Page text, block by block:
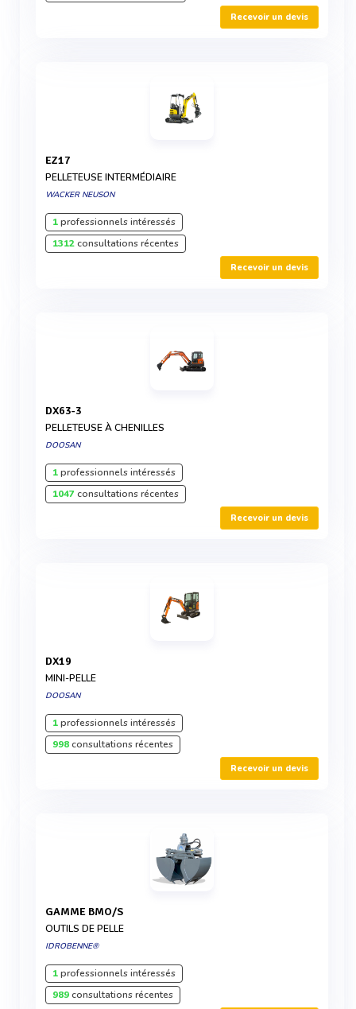
Recevoir un devis
EZ17
PELLETEUSE INTERMÉDIAIRE
WACKER NEUSON
1professionnels intéressés
1312consultations récentes
Recevoir un devis
DX63-3
PELLETEUSE À CHENILLES
DOOSAN
1professionnels intéressés
1047consultations récentes
Recevoir un devis
DX19
MINI-PELLE
DOOSAN
1professionnels intéressés
998consultations récentes
Recevoir un devis
GAMME BMO/S
OUTILS DE PELLE
IDROBENNE®
1professionnels intéressés
989consultations récentes